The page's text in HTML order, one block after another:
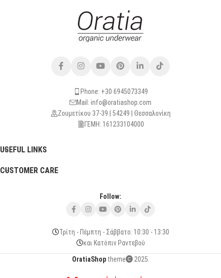
Phone: +30 6945073349
Mail: info@oratiashop.com
Ζουμετίκου 37-39 | 54249 | Θεσσαλονίκη
ΓΕΜΗ: 161233104000
USEFUL LINKS
CUSTOMER CARE
Follow:
Τρίτη - Πέμπτη - Σάββατο: 10:30 - 13:30
και Κατόπιν Ραντεβού
OratiaShoptheme 2025.